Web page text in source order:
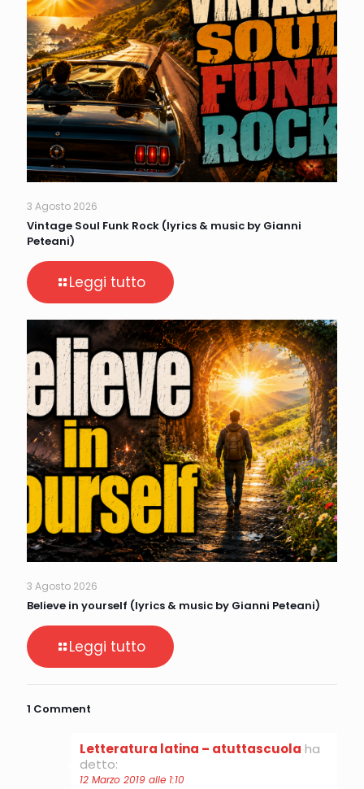
3 Agosto 2026
Vintage Soul Funk Rock (lyrics & music by Gianni
Peteani)
Leggi tutto
3 Agosto 2026
Believe in yourself (lyrics & music by Gianni Peteani)
Leggi tutto
1 Comment
Letteratura latina – atuttascuola ha
detto:
12 Marzo 2019 alle 1:10